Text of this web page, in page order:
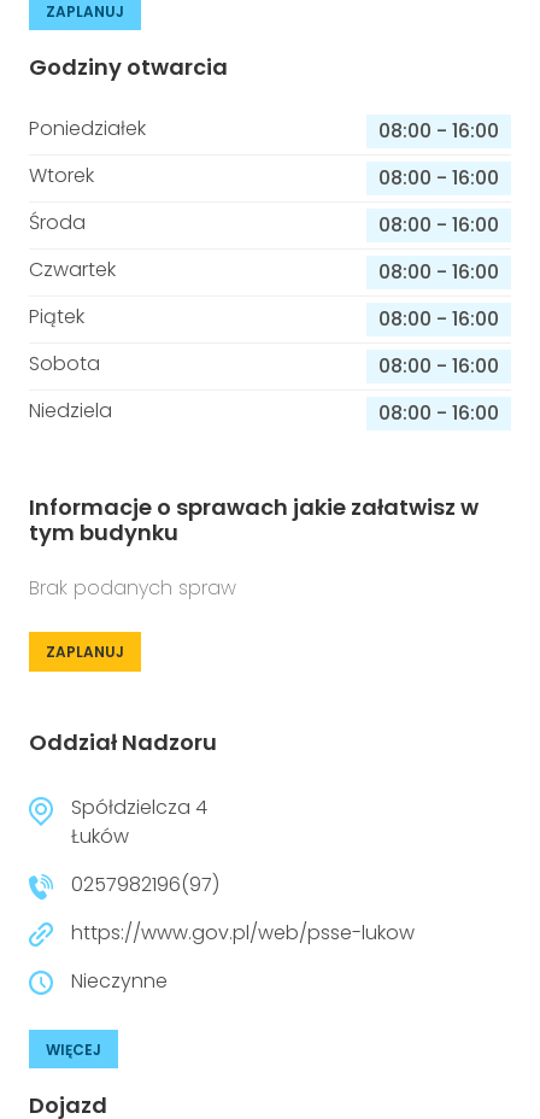
ZAPLANUJ
Godziny otwarcia
Poniedziałek 08:00 - 16:00
Wtorek
08:00 - 16:00
Środa
08:00 - 16:00
Czwartek
08:00 - 16:00
Piątek
08:00 - 16:00
Sobota
08:00 - 16:00
Niedziela
08:00 - 16:00
Informacje o sprawach jakie załatwisz w
tym budynku
Brak podanych spraw
ZAPLANUJ
Oddział Nadzoru
Spółdzielcza 4
Łuków
0257982196(97)
https://www.gov.pl/web/psse-lukow
Nieczynne
WIĘCEJ
Dojazd